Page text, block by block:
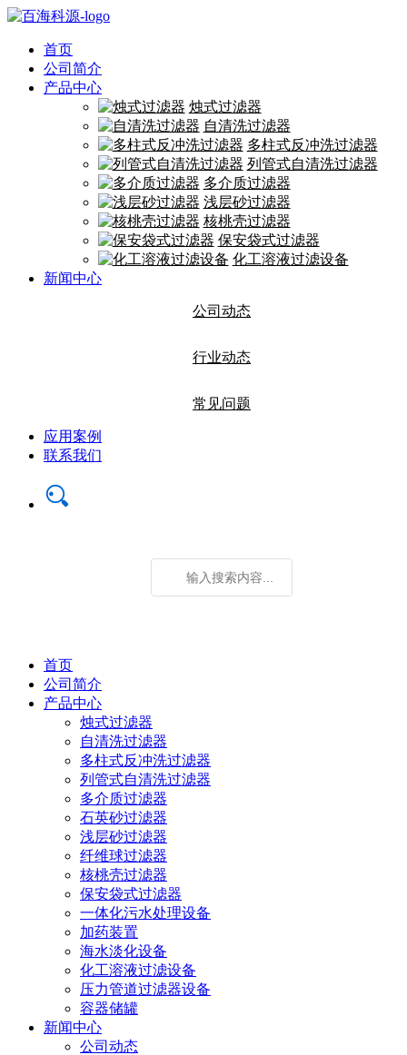
首页
公司简介
产品中心
烛式过滤器
自清洗过滤器
多柱式反冲洗过滤器
列管式自清洗过滤器
多介质过滤器
浅层砂过滤器
核桃壳过滤器
保安袋式过滤器
化工溶液过滤设备
新闻中心
公司动态
行业动态
常见问题
应用案例
联系我们
首页
公司简介
产品中心
烛式过滤器
自清洗过滤器
多柱式反冲洗过滤器
列管式自清洗过滤器
多介质过滤器
石英砂过滤器
浅层砂过滤器
纤维球过滤器
核桃壳过滤器
保安袋式过滤器
一体化污水处理设备
加药装置
海水淡化设备
化工溶液过滤设备
压力管道过滤器设备
容器储罐
新闻中心
公司动态